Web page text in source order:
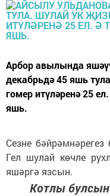
Арбор авылында
декабрьдә 45 яшь
гомер итүләренә 25
яшь.
Сезне
Гел шулай көчле
яшәргә язсын.
Котлы булсын